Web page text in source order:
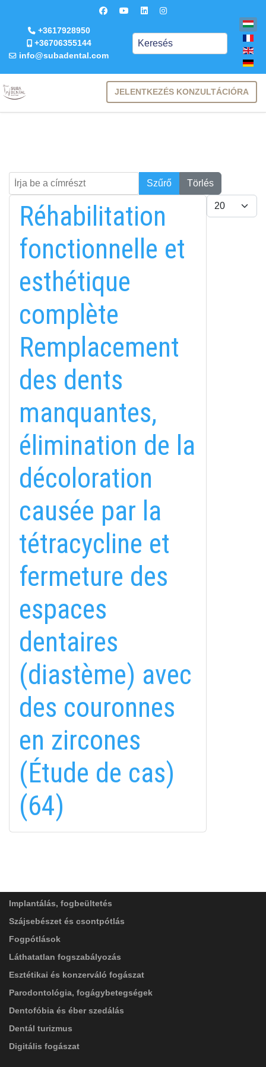
Keresés
+3617928950
+36706355144
info@subadental.com
JELENTKEZÉS KONZULTÁCIÓRA
Írja be a címrészt
Keresés Szűrő
Törlés
Tételek #
Réhabilitation
fonctionnelle et
esthétique
complète
Remplacement
des dents
manquantes,
élimination de la
décoloration
causée par la
tétracycline et
fermeture des
espaces
dentaires
(diastème) avec
des couronnes
en zircones
(Étude de cas)
(64)
ITT TALÁL MEG
MINKET
fab
fa-
facebook-
fab
EMAILCIME
FELIRATKOZÁS
Implantálás, fogbeültetés
Szájsebészet és csontpótlás
Fogpótlások
Láthatatlan fogszabályozás
Esztétikai és konzerváló fogászat
Parodontológia, fogágybetegségek
Dentofóbia és éber szedálás
Dentál turizmus
Digitális fogászat